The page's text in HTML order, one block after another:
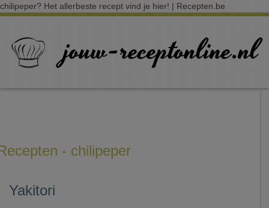
chilipeper? Het allerbeste recept vind je hier! | Recepten.be
- chilipeper
Yakitori